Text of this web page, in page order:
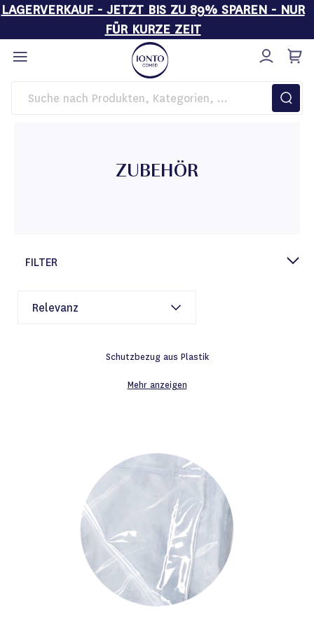
LAGERVERKAUF - JETZT BIS ZU 89% SPAREN - NUR
FÜR KURZE ZEIT
Direkt
zum
Inhalt
Startseite Behandlungsliegen Zubehör
ZUBEHÖR
FILTER
Schutzbezug aus Plastik
Mehr anzeigen